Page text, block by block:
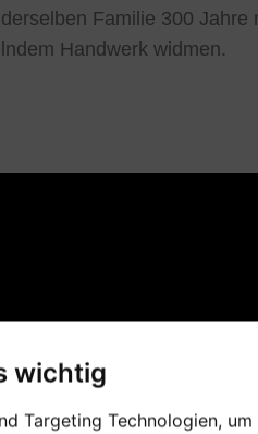
wichtig
Targeting Technologien, um
Familie 300
Handwerk widmen.